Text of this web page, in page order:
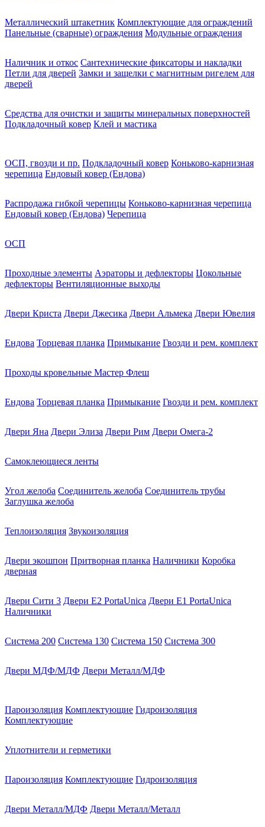
Металлический штакетник Комплектующие для ограждений
Панельные (сварные) ограждения Модульные ограждения
Наличник и откос Сантехнические фиксаторы и накладки
Петли для дверей Замки и защелки с магнитным ригелем для
дверей
Средства для очистки и защиты минеральных поверхностей
Подкладочный ковер Клей и мастика
ОСП, гвозди и пр. Подкладочный ковер Коньково-карнизная
черепица Ендовый ковер (Ендова)
Распродажа гибкой черепицы Коньково-карнизная черепица
Ендовый ковер (Ендова) Черепица
ОСП
Проходные элементы Аэраторы и дефлекторы Цокольные
дефлекторы Вентиляционные выходы
Двери Криста Двери Джесика Двери Альмека Двери Ювелия
Ендова Торцевая планка Примыкание Гвозди и рем. комплект
Проходы кровельные Мастер Флеш
Ендова Торцевая планка Примыкание Гвозди и рем. комплект
Двери Яна Двери Элиза Двери Рим Двери Омега-2
Самоклеющиеся ленты
Угол желоба Соединитель желоба Соединитель трубы
Заглушка желоба
Теплоизоляция Звукоизоляция
Двери экошпон Притворная планка Наличники Коробка
дверная
Двери Сити 3 Двери E2 PortaUnica Двери E1 PortaUnica
Наличники
Система 200 Система 130 Система 150 Система 300
Двери МДФ/МДФ Двери Металл/МДФ
Пароизоляция Комплектующие Гидроизоляция
Комплектующие
Уплотнители и герметики
Пароизоляция Комплектующие Гидроизоляция
Двери Металл/МДФ Двери Металл/Металл